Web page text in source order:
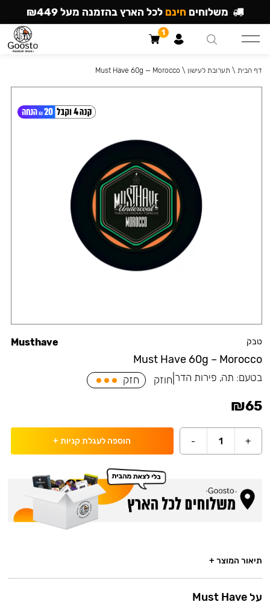
טבק
Must Have 60g – Morocco
Musthave
בטעם: תה, פירות הדר חוזק חזק
₪65
+
1
- הוספה לעגלת קניות +
דף הבית \ תערובת לעישון \
Must Have 60g — Morocco
תיאור המוצר +
על Must Have
משלוחים חינם לכל הארץ בהזמנה מעל ₪449
1